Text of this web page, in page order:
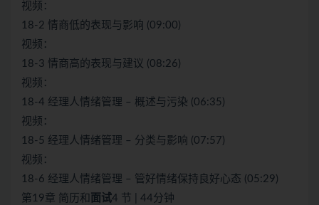
视频：
18-2 情商低的表现与影响 (09:00)
视频：
18-3 情商高的表现与建议 (08:26)
视频：
18-4 经理人情绪管理 – 概述与污染 (06:35)
视频：
18-5 经理人情绪管理 – 分类与影响 (07:57)
视频：
18-6 经理人情绪管理 – 管好情绪保持良好心态 (05:29)
第19章 简历和 面试4 节 | 44分钟